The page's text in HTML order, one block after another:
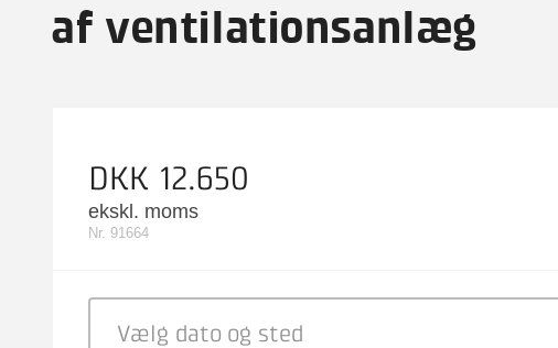
af ventilationsanlæg
DKK 12.650
ekskl. moms
Nr. 91664
Vælg dato og sted